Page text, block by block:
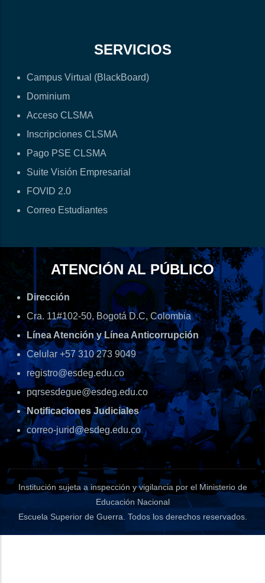
SERVICIOS
Campus Virtual (BlackBoard)
Dominium
Acceso CLSMA
Inscripciones CLSMA
Pago PSE CLSMA
Suite Visión Empresarial
FOVID 2.0
Correo Estudiantes
ATENCIÓN AL PÚBLICO
Dirección
Cra. 11#102-50, Bogotá D.C, Colombia
Línea Atención y Línea Anticorrupción
Celular +57 310 273 9049
registro@esdeg.edu.co
pqrsesdegue@esdeg.edu.co
Notificaciones Judiciales
correo-jurid@esdeg.edu.co
Institución sujeta a inspección y vigilancia por el Ministerio de
Educación Nacional
Escuela Superior de Guerra. Todos los derechos reservados.